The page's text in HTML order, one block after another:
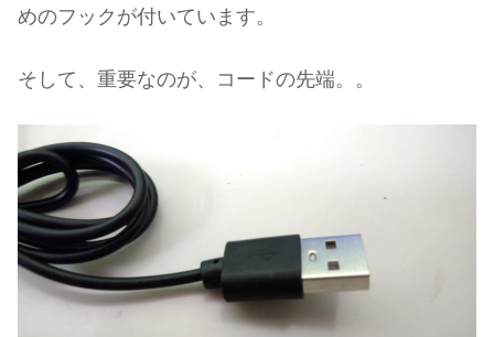
めのフックが付いています。
そして、重要なのが、コードの先端。。